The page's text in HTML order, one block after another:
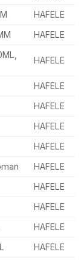
HAFELE
HAFELE
HAFELE
HAFELE
HAFELE
HAFELE
HAFELE
HAFELE
HAFELE
HAFELE
HAFELE
HAFELE